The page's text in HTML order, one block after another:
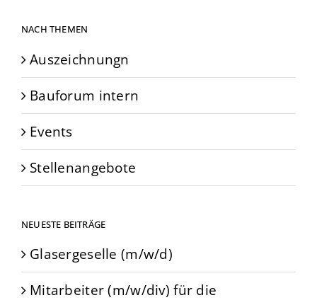
NACH THEMEN
Auszeichnungn
Bauforum intern
Events
Stellenangebote
NEUESTE BEITRÄGE
Glasergeselle (m/w/d)
Mitarbeiter (m/w/div) für die